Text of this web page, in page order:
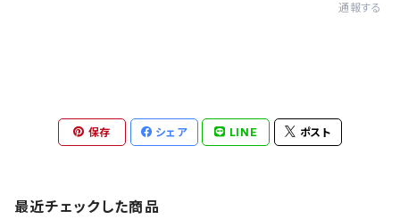
通報する
保存 シェア LINE ポスト
最近チェックした商品